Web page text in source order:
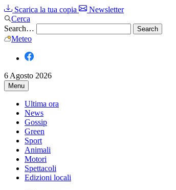
Scarica la tua copia
Newsletter
Cerca
Search…
Meteo
6 Agosto 2026
Menu
Ultima ora
News
Gossip
Green
Sport
Animali
Motori
Spettacoli
Edizioni locali